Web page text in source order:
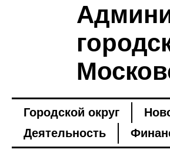
Городской округ
Деятельность